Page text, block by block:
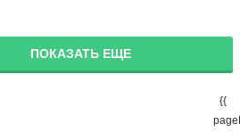
ПОКАЗАТЬ ЕЩЕ
{{